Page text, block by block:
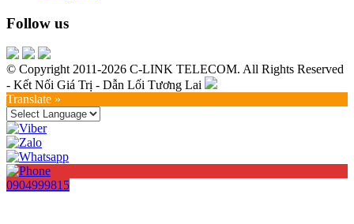
Follow us
© Copyright 2011-2026 C-LINK TELECOM. All Rights Reserved
- Kết Nối Giá Trị - Dẫn Lối Tương Lai
Translate »
0904999815